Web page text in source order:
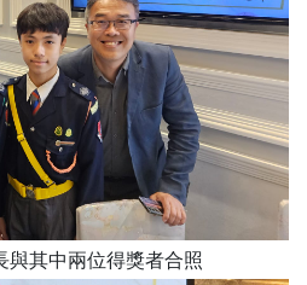
中兩位得獎者合照